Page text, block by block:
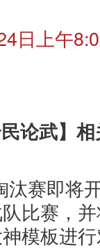
日上午
论武】
汰赛即将
比赛，
模板进